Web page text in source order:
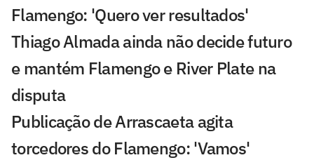
Flamengo: 'Quero ver resultados'
Thiago Almada ainda não decide futuro
e mantém Flamengo e River Plate na
disputa
Publicação de Arrascaeta agita
torcedores do Flamengo: 'Vamos'